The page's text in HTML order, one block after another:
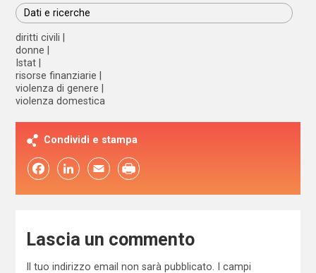
Dati e ricerche
diritti civili
donne
Istat
risorse finanziarie
violenza di genere
violenza domestica
Condividi e stampa
FacebookLinkedIn Email
Lascia un commento
Il tuo indirizzo email non sarà pubblicato.
I campi